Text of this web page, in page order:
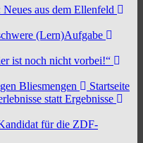
aus dem Ellenfeld
(Lern)Aufgabe
ist noch nicht vorbei!“
Bliesmengen
Startseite
statt Ergebnisse
für die ZDF-